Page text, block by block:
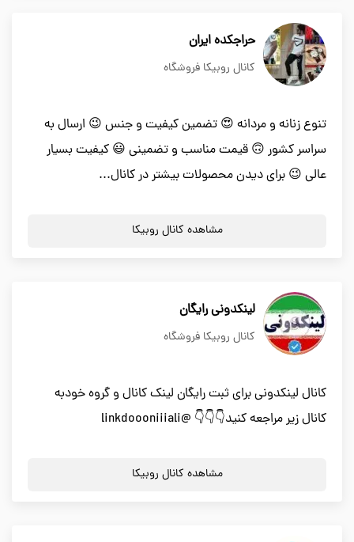
حراجکده ایران
کانال روبیکا فروشگاه
تنوع زنانه و مردانه 😍 تضمین کیفیت و جنس 😉 ارسال به
سراسر کشور 🙃 قیمت مناسب و تضمینی 😃 کیفیت بسیار
عالی 😉 برای دیدن محصولات بیشتر در کانال...
مشاهده کانال روبیکا
لینکدونی رایگان
کانال روبیکا فروشگاه
کانال لینکدونی برای ثبت رایگان لینک کانال و گروه خودبه
کانال زیر مراجعه کنید👇👇👇 @linkdoooniiiali
مشاهده کانال روبیکا